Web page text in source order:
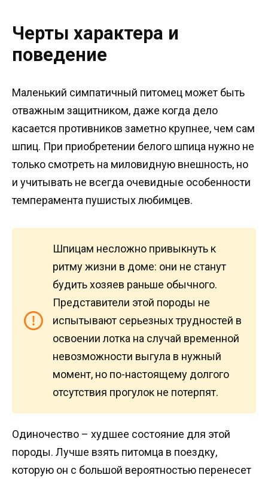
Черты характера и
поведение
Маленький симпатичный питомец может быть
отважным защитником, даже когда дело
касается противников заметно крупнее, чем сам
шпиц. При приобретении белого шпица нужно не
только смотреть на миловидную внешность, но
и учитывать не всегда очевидные особенности
темперамента пушистых любимцев.
Шпицам несложно привыкнуть к
ритму жизни в доме: они не станут
будить хозяев раньше обычного.
Представители этой породы не
испытывают серьезных трудностей в
освоении лотка на случай временной
невозможности выгула в нужный
момент, но по-настоящему долгого
отсутствия прогулок не потерпят.
Одиночество – худшее состояние для этой
породы. Лучше взять питомца в поездку,
которую он с большой вероятностью перенесет